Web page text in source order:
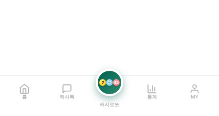
홈 캐시톡
7 21 42
캐시로또
통계 MY